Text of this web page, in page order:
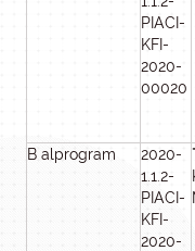
PIACI-
KFI-
2020-
00020
B alprogram
2020-
1.1.2-
PIACI-
KFI-
2020-